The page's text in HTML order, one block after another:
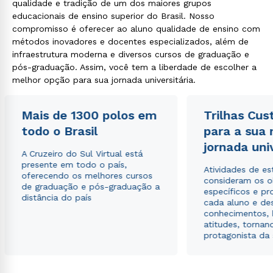
qualidade e tradição de um dos maiores grupos
educacionais de ensino superior do Brasil. Nosso
compromisso é oferecer ao aluno qualidade de ensino com
métodos inovadores e docentes especializados, além de
infraestrutura moderna e diversos cursos de graduação e
pós-graduação. Assim, você tem a liberdade de escolher a
melhor opção para sua jornada universitária.
Mais de 1300 polos em
todo o Brasil
A Cruzeiro do Sul Virtual está
presente em todo o país,
oferecendo os melhores cursos
de graduação e pós-graduação a
distância do país
Trilhas
para a sua
jornada
Atividades de
consideram os
específicos e
cada aluno e
conhecimentos,
atitudes,
protagonista da
Estou de acordo com aPolítica de Privacidade.